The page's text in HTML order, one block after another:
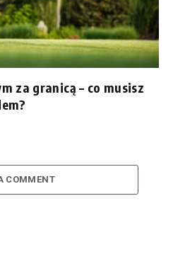
za granicą – co musisz
COMMENT